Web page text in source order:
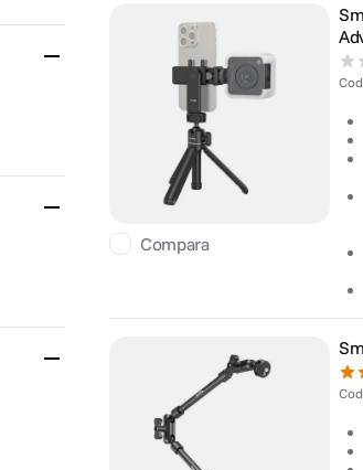
Compara
Cod
Cod